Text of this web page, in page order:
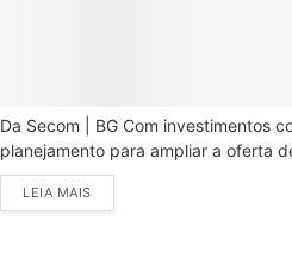
Da Secom | BG Com investimentos
planejamento para ampliar a oferta
LEIA MAIS